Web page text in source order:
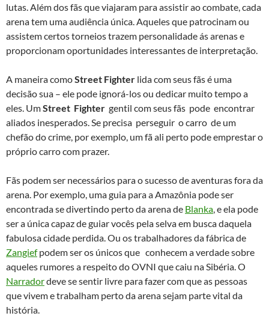
lutas. Além dos fãs que viajaram para assistir ao combate, cada
arena tem uma audiência única. Aqueles que patrocinam ou
assistem certos torneios trazem personalidade ás arenas e
proporcionam oportunidades interessantes de interpretação.
A maneira comoStreet Fighter lida com seus fãs é uma
decisão sua – ele pode ignorá-los ou dedicar muito tempo a
eles. UmStreet Fighter gentil com seus fãs pode encontrar
aliados inesperados. Se precisa perseguir o carro de um
chefão do crime, por exemplo, um fã ali perto pode emprestar o
próprio carro com prazer.
Fãs podem ser necessários para o sucesso de aventuras fora da
arena. Por exemplo, uma guia para a Amazônia pode ser
encontrada se divertindo perto da arena de Blanka, e ela pode
ser a única capaz de guiar vocês pela selva em busca daquela
fabulosa cidade perdida. Ou os trabalhadores da fábrica de
Zangiefpodem ser os únicos que conhecem a verdade sobre
aqueles rumores a respeito do OVNI que caiu na Sibéria. O
Narradordeve se sentir livre para fazer com que as pessoas
que vivem e trabalham perto da arena sejam parte vital da
história.